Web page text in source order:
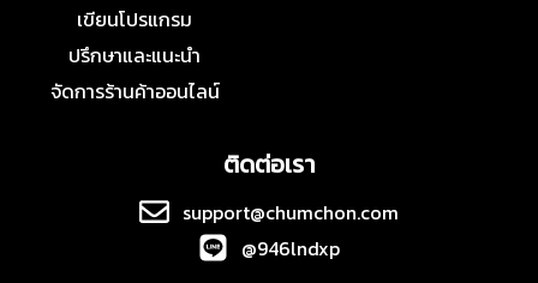
เขียนโปรแกรม
ปรึกษาและแนะนำ
จัดการร้านค้าออนไลน์
ติดต่อเรา
support@chumchon.com
@946lndxp